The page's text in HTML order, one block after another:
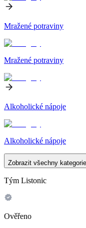
Mražené potraviny
Mražené potraviny
Alkoholické nápoje
Alkoholické nápoje
Zobrazit všechny kategorie
Tým Listonic
Ověřeno